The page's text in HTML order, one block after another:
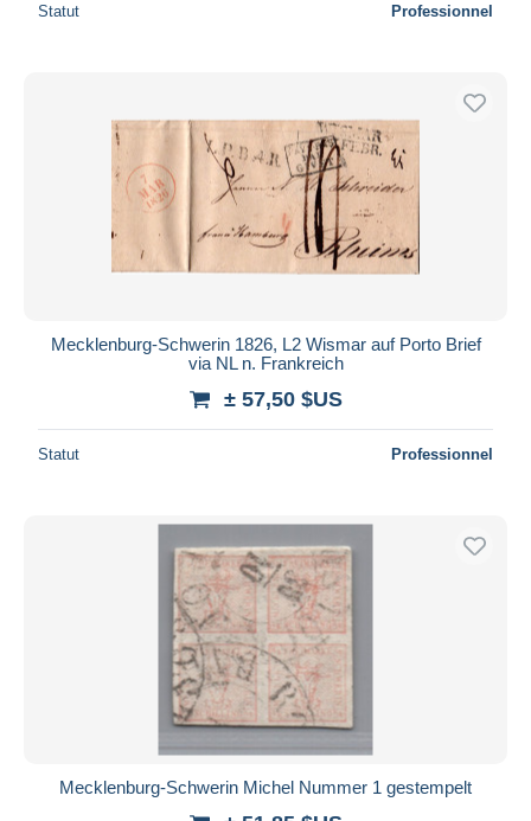
Statut Professionnel
Mecklenburg-Schwerin 1826, L2 Wismar auf Porto Brief
via NL n. Frankreich
± 57,50 $US
Statut Professionnel
Mecklenburg-Schwerin Michel Nummer 1 gestempelt